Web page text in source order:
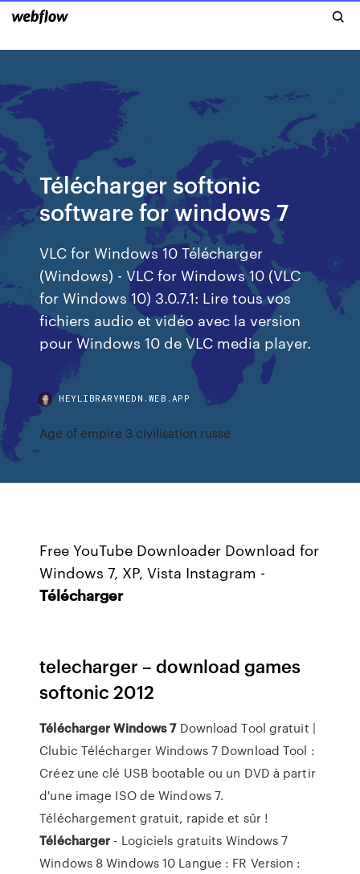
Télécharger softonic
software for windows 7
VLC for Windows 10 Télécharger
(Windows) - VLC for Windows 10 (VLC
for Windows 10) 3.0.7.1: Lire tous vos
fichiers audio et vidéo avec la version
pour Windows 10 de VLC media player.
HEYLIBRARYMEDN.WEB.APP
Age of empire 3 civilisation russe
Free YouTube Downloader Download for
Windows 7, XP, Vista Instagram -
Télécharger
telecharger – download games
softonic 2012
Télécharger Windows7Download Tool gratuit |
Clubic Télécharger Windows 7 Download Tool :
Créez une clé USB bootable ou un DVD à partir
d'une image ISO de Windows 7.
Téléchargement gratuit, rapide et sûr !
Télécharger - Logiciels gratuits Windows 7
Windows 8 Windows 10 Langue : FR Version :